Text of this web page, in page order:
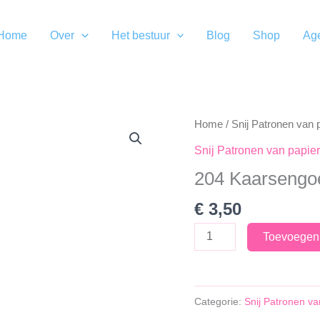
Over Het bestuur Blog Shop
Home / Snij Patronen van
Snij Patronen van papier
204
€ 3,50
204
Kaarsengoed
Categorie: Snij Patronen